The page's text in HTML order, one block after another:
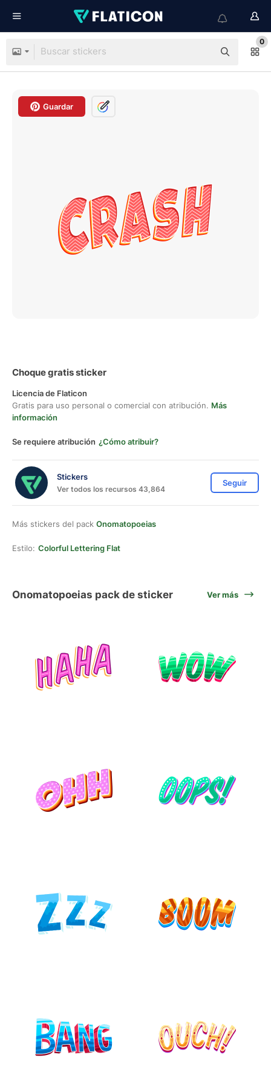
0
Guardar
Choque gratis sticker
Licencia de Flaticon
Gratis para uso personal o comercial con atribución. Más
información
Se requiere atribución ¿Cómo atribuir?
Stickers
Ver todos los recursos 43,864
Seguir
Más stickers del pack Onomatopoeias
Estilo: Colorful Lettering Flat
Onomatopoeias pack de sticker Ver más